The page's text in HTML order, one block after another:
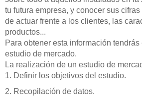
tu futura empresa, y conocer sus
de actuar frente a los clientes, las
productos...
Para obtener esta información
estudio de mercado.
La realización de un estudio de
1. Definir los objetivos del estudio.
2. Recopilación de datos.